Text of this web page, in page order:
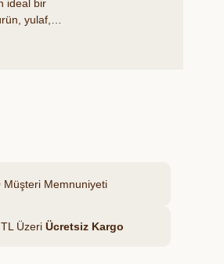
ideal bir
yulaf,
Müşteri Memnuniyeti
Üzeri Ücretsiz Kargo